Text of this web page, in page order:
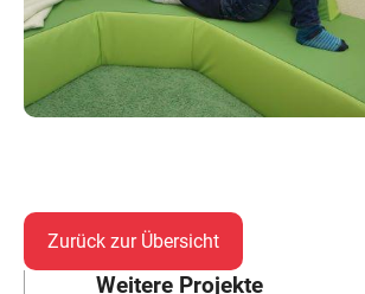
Zurück zur Übersicht
Weitere Projekte